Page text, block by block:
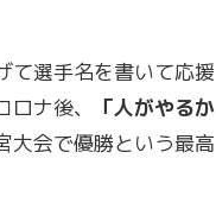
て選手名を書いて応援
ナ後、
「人がやるか
大会で優勝という最高